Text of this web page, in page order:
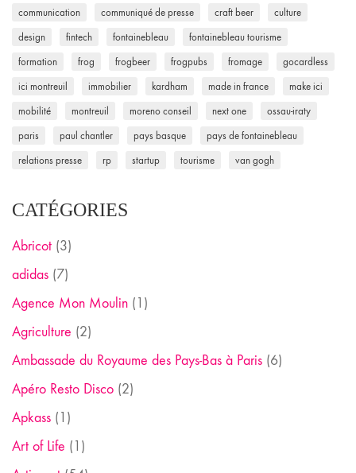
communication communiqué de presse craft beer culture
design fintech fontainebleau fontainebleau tourisme
formation frog frogbeer frogpubs fromage gocardless
ici montreuil immobilier kardham made in france make ici
mobilité montreuil moreno conseil next one ossau-iraty
paris paul chantler pays basque pays de fontainebleau
relations presse rp startup tourisme van gogh
CATÉGORIES
Abricot (3)
adidas (7)
Agence Mon Moulin (1)
Agriculture (2)
Ambassade du Royaume des Pays-Bas à Paris (6)
Apéro Resto Disco (2)
Apkass (1)
Art of Life (1)